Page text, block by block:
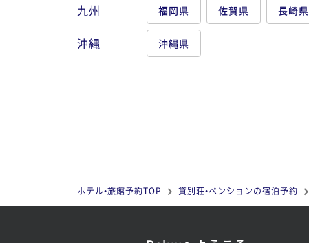
九州 福岡県 佐賀県 長崎県
沖縄 沖縄県
ホテル•旅館予約TOP 貸別荘•ペンションの宿泊予約